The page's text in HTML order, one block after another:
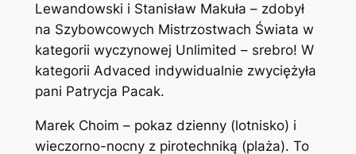
Lewandowski i Stanisław Makuła – zdobył
na Szybowcowych Mistrzostwach Świata w
kategorii wyczynowej Unlimited – srebro! W
kategorii Advaced indywidualnie zwyciężyła
pani Patrycja Pacak.
Marek Choim – pokaz dzienny (lotnisko) i
wieczorno-nocny z pirotechniką (plaża). To